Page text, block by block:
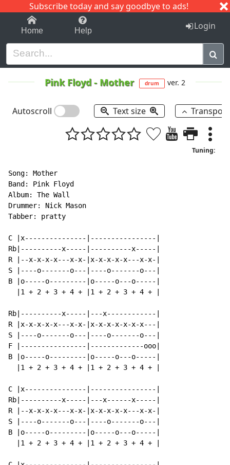
Subscribe today and say goodbye to ads!
1-9 C I J
Home Help Login
Pink Floyd - Mother drum ver. 2
Autoscroll Text size
Tuning:
Song: Mother
Band: Pink Floyd
Album: The Wall
Drummer: Nick Mason
Tabber: pratty
C |x---------------|----------------|
Rb|----------x-----|----------x-----|
R |--x-x-x-x---x-x-|x-x-x-x-x---x-x-|
S |----o-------o---|----o-------o---|
B |o-----o---------|o-----o---o-----|
  |1 + 2 + 3 + 4 + |1 + 2 + 3 + 4 + |
Rb|----------x-----|---x------------|
R |x-x-x-x-x---x-x-|x-x-x-x-x-x-x---|
S |----o-------o---|----o-------o---|
F |----------------|-------------ooo|
B |o-----o---------|o-----o---o-----|
  |1 + 2 + 3 + 4 + |1 + 2 + 3 + 4 + |
C |x---------------|----------------|
Rb|----------x-----|---x------x-----|
R |--x-x-x-x---x-x-|x-x-x-x-x---x-x-|
S |----o-------o---|----o-------o---|
B |o-----o---------|o-----o---o-----|
  |1 + 2 + 3 + 4 + |1 + 2 + 3 + 4 + |